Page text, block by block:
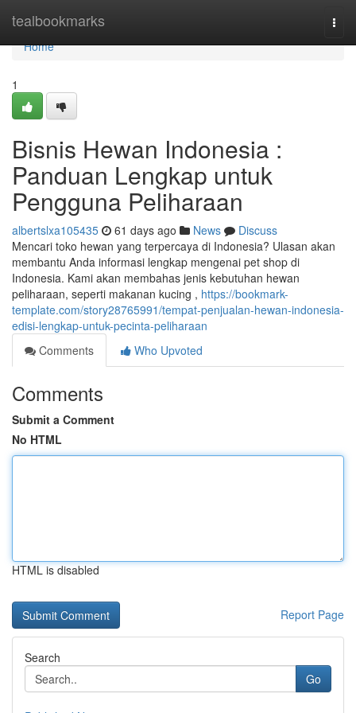
tealbookmarks
Home
Home
1
Bisnis Hewan Indonesia :
Panduan Lengkap untuk
Pengguna Peliharaan
albertslxa105435 61 days ago News
Discuss
Mencari toko hewan yang terpercaya di Indonesia? Ulasan akan
membantu Anda informasi lengkap mengenai pet shop di
Indonesia. Kami akan membahas jenis kebutuhan hewan
peliharaan, seperti makanan kucing , https://bookmark-
template.com/story28765991/tempat-penjualan-hewan-indonesia-
edisi-lengkap-untuk-pecinta-peliharaan
Comments
Who Upvoted
Comments
Submit a Comment
No HTML
HTML is disabled
Report Page
Search
Go